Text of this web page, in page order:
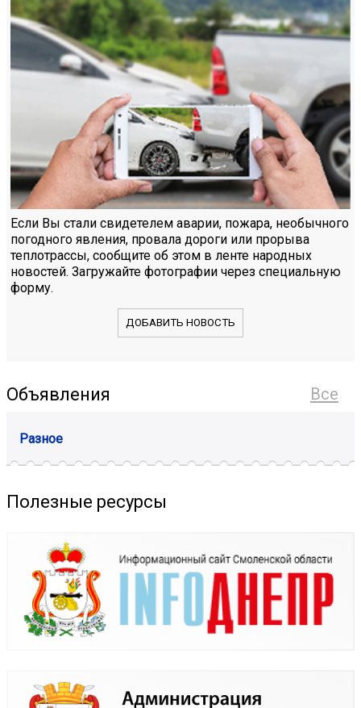
Если Вы стали свидетелем аварии, пожара, необычного
погодного явления, провала дороги или прорыва
теплотрассы, сообщите об этом в ленте народных
новостей. Загружайте фотографии через специальную
форму.
ДОБАВИТЬ НОВОСТЬ
Все
Объявления
Разное
Полезные ресурсы